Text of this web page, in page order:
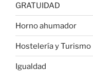
GRATUIDAD
Horno ahumador
Hostelería y Turismo
Igualdad